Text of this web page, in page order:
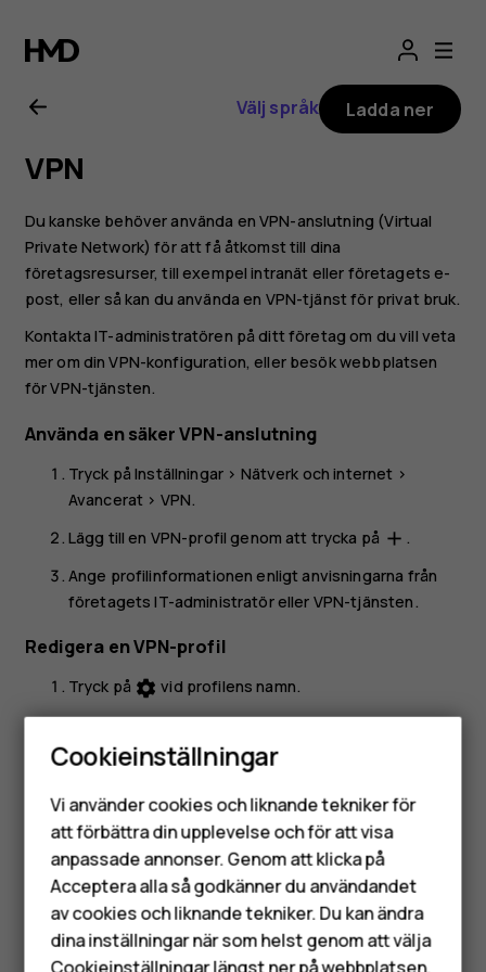
för
Nokia
G21
Smartphones
Mobiltelefoner
Tillbehör
HMD Terra M
Välj språk Ladda ner
VPN
Du kanske behöver använda en VPN-anslutning (Virtual
Private Network) för att få åtkomst till dina
företagsresurser, till exempel intranät eller företagets e-
post, eller så kan du använda en VPN-tjänst för privat bruk.
Kontakta IT-administratören på ditt företag om du vill veta
mer om din VPN-konfiguration, eller besök webbplatsen
för VPN-tjänsten.
Använda en säker VPN-anslutning
Tryck påInställningar > Nätverk och internet >
Avancerat > VPN.
Lägg till en VPN-profil genom att trycka på add .
Ange profilinformationen enligt anvisningarna från
företagets IT-administratör eller VPN-tjänsten.
Redigera en VPN-profil
Tryck på settings vid profilens namn.
Redigera uppgifterna.
Radera en VPN-profil
Tryck påsettingsvid profilens namn.
Tryck på
Cookieinställningar
Vi använder cookies och liknande tekniker för
att förbättra din upplevelse och för att visa
anpassade annonser. Genom att klicka på
Acceptera alla så godkänner du användandet
av cookies och liknande tekniker. Du kan ändra
dina inställningar när som helst genom att välja
Cookieinställningar längst ner på webbplatsen.